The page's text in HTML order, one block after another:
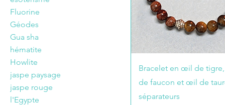
Fluorine
Géodes
Gua sha
hématite
Howlite
jaspe paysage
jaspe rouge
l'Egypte
Bracelet en œil de
de faucon et œil de
séparateurs